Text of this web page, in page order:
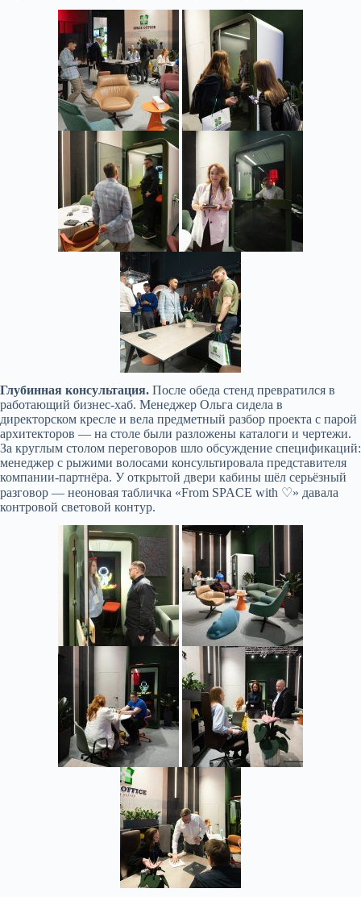
Глубинная консультация. После обеда стенд превратился в
работающий бизнес-хаб. Менеджер Ольга сидела в
директорском кресле и вела предметный разбор проекта с парой
архитекторов — на столе были разложены каталоги и чертежи.
За круглым столом переговоров шло обсуждение спецификаций:
менеджер с рыжими волосами консультировала представителя
компании-партнёра. У открытой двери кабины шёл серьёзный
разговор — неоновая табличка «From SPACE with ♡» давала
контровой световой контур.